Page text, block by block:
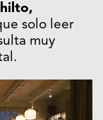
solo leer
muy